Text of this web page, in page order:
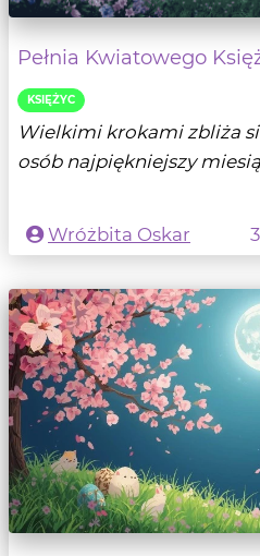
Pełnia Kwiatowego
KSIĘŻYC
Wielkimi krokami zbliża
osób najpiękniejszy
Wróżbita Oskar